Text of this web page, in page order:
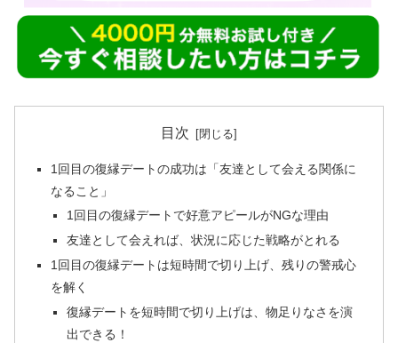
目次
1回目の復縁デートの成功は「友達として会える関係に
なること」
1回目の復縁デートで好意アピールがNGな理由
友達として会えれば、状況に応じた戦略がとれる
1回目の復縁デートは短時間で切り上げ、残りの警戒心
を解く
復縁デートを短時間で切り上げは、物足りなさを演
出できる！